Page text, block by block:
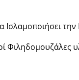
Ισλαμοποιήσει
Φιληδομουζάλες